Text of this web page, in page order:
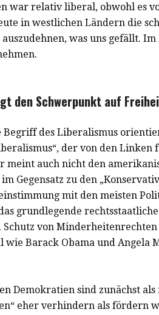
war relativ liberal, obwohl es
in westlichen Ländern die
was uns gefällt.
den Schwerpunkt auf
des Liberalismus
der von den
meint auch nicht den
Gegensatz zu den
mit den meisten
grundlegende
von
wie Barack Obama und
Demokratien sind zunächst
eher verhindern als fördern